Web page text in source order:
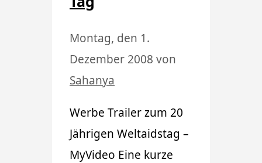
Montag, den 1.
Dezember 2008 von
Sahanya
Werbe Trailer zum 20
Jährigen Weltaidstag –
MyVideo Eine kurze